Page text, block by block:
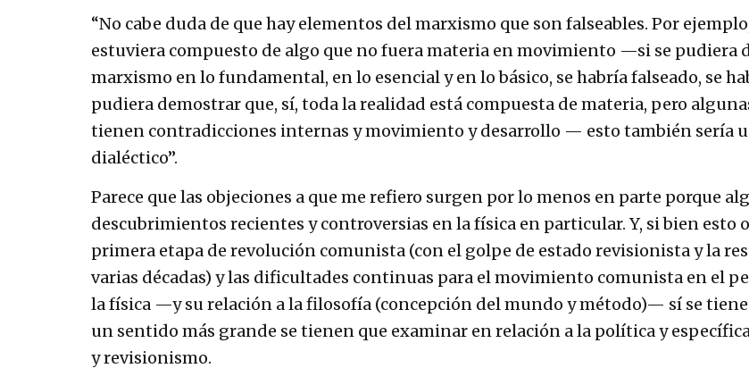
“No cabe duda de que hay elementos del marxismo que son falseables. Por
estuviera compuesto de algo que no fuera materia en movimiento —si se pudiera
marxismo en lo fundamental, en lo esencial y en lo básico, se habría falseado, se
pudiera demostrar que, sí, toda la realidad está compuesta de materia, pero
tienen contradicciones internas y movimiento y desarrollo — esto también sería
dialéctico”.
Parece que las objeciones a que me refiero surgen por lo menos en parte porque
descubrimientos recientes y controversias en la física en particular. Y, si bien esto
primera etapa de revolución comunista (con el golpe de estado revisionista y la
varias décadas) y las dificultades continuas para el movimiento comunista en el
la física —y su relación a la filosofía (concepción del mundo y método)— sí se
un sentido más grande se tienen que examinar en relación a la política y
y revisionismo.